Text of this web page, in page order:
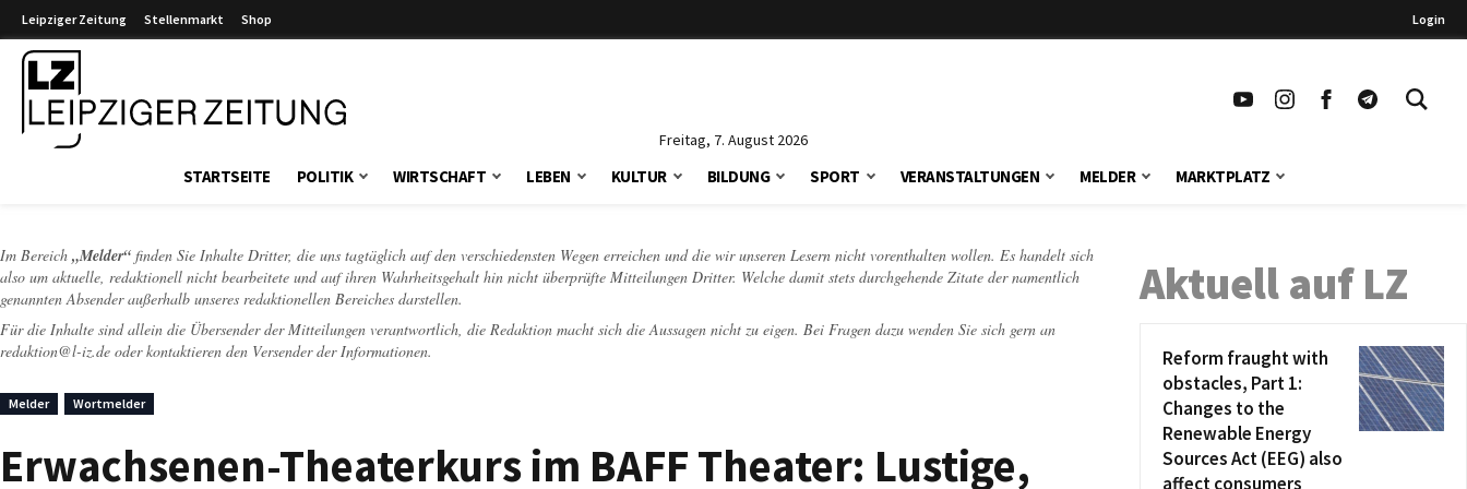
Leipziger Zeitung Stellenmarkt Shop Login
Freitag, 7. August 2026
STARTSEITE POLITIK WIRTSCHAFT LEBEN KULTUR BILDUNG SPORT VERANSTALTUNGEN MELDER MARKTPLATZ
Im Bereich „Melder“ finden Sie Inhalte Dritter, die uns tagtäglich auf den verschiedensten Wegen erreichen und die wir unseren Lesern nicht vorenthalten wollen. Es handelt sich
also um aktuelle, redaktionell nicht bearbeitete und auf ihren Wahrheitsgehalt hin nicht überprüfte Mitteilungen Dritter. Welche damit stets durchgehende Zitate der namentlich
genannten Absender außerhalb unseres redaktionellen Bereiches darstellen.
Für die Inhalte sind allein die Übersender der Mitteilungen verantwortlich, die Redaktion macht sich die Aussagen nicht zu eigen. Bei Fragen dazu wenden Sie sich gern an
redaktion@l-iz.de oder kontaktieren den Versender der Informationen.
Melder Wortmelder
Erwachsenen-Theaterkurs im BAFF Theater: Lustige,
Aktuell auf LZ
Reform fraught with
obstacles, Part 1:
Changes to the
Renewable Energy
Sources Act (EEG) also
affect consumers